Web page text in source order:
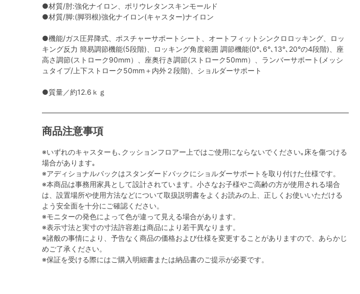
●材質/肘:強化ナイロン、ポリウレタンスキンモールド
●材質/脚:(脚羽根)強化ナイロン(キャスター)ナイロン
●機能/ガス圧昇降式、ポスチャーサポートシート、オートフィットシンクロロッキング、ロッ
キング反力 簡易調節機能(5段階)、ロッキング角度範囲 調節機能(0°､6°､13°､20°の4段階)、座
高さ調節(ストローク90mm）、座奥行き調節(ストローク50mm）、ランバーサポート(メッシ
ュタイプ/上下ストローク50mm＋内外２段階)、ショルダーサポート
●質量／約12.6ｋｇ
商品注意事項
※いずれのキャスターも､クッションフロアー上ではご使用にならないでください｡床を傷つける
場合があります｡
※アディショナルバックはスタンダードバックにショルダーサポートを取り付けた仕様です。
※本商品は事務用家具として設計されています。小さなお子様やご高齢の方が使用される場合
は、設置場所や使用方法などについて取扱説明書をよくお読みの上、正しくお使いいただける
よう安全面を十分にご確認ください。
※モニターの発色によって色が違って見える場合があります。
※表示寸法と実寸の寸法許容差は商品により若干異なります。
※諸般の事情により、予告なく商品の価格および仕様を変更することがありますので、あらかじ
めご了承ください。
※保証を受ける際にはご購入明細書または納品書のご提示が必要です。